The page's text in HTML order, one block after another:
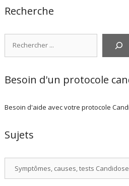
Recherche
Besoin d'un protocole
Besoin d'aide avec votre protocole
Sujets